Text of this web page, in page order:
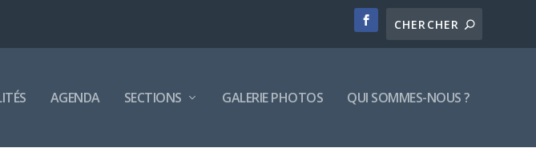
AGENDA SECTIONS GALERIE PHOTOS QUI SOMMES-NOUS ?